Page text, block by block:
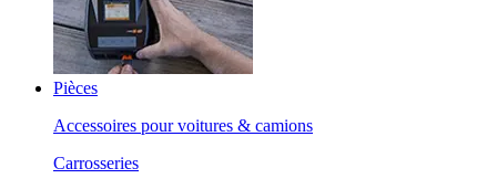
Pièces
Accessoires pour voitures & camions
Carrosseries